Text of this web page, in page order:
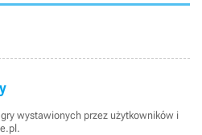
wystawionych przez użytkowników i